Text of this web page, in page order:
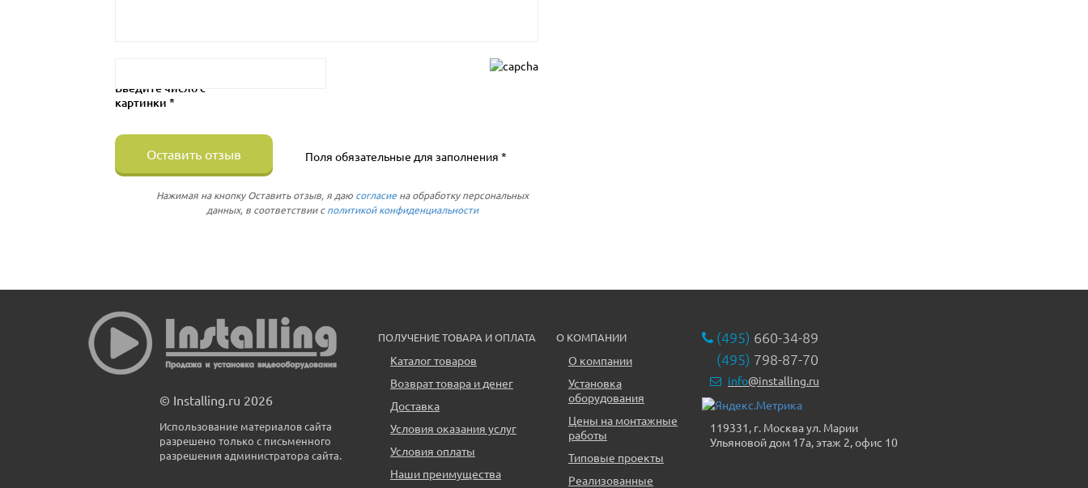
Введите число с
картинки *
Оставить отзыв Поля обязательные для заполнения *
Нажимая на кнопку Оставить отзыв, я даю согласие на обработку персональных
данных, в соответствии сполитикой конфиденциальности
© Installing.ru 2026
Использование материалов сайта
разрешено только с письменного
разрешения администратора сайта.
ПОЛУЧЕНИЕ ТОВАРА И ОПЛАТА
Каталог товаров
Возврат товара и денег
Доставка
Условия оказания услуг
Условия оплаты
Наши преимущества
О КОМПАНИИ
О компании
Установка
оборудования
Цены на монтажные
работы
Типовые проекты
Реализованные
(495) 660-34-89
(495) 798-87-70
info@installing.ru
119331, г. Москва ул. Марии
Ульяновой дом 17а, этаж 2, офис 10